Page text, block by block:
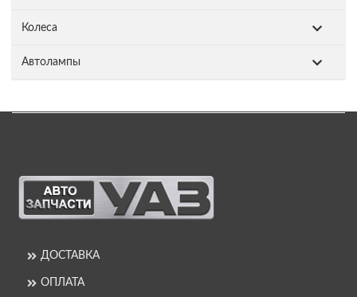
Колеса
Автолампы
ДОСТАВКА
ОПЛАТА